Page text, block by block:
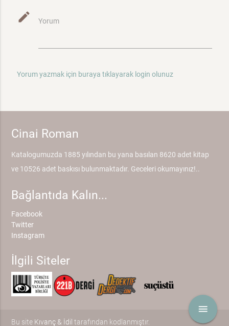
menu
mode_edit Yorum
Yorum yazmak için buraya tıklayarak login olunuz
Cinai Roman
Katalogumuzda 1885 yılından bu yana basılan 8620 adet kitap
ve 10526 adet baskısı bulunmaktadır. Geceleri okumayınız!..
Bağlantıda Kalın...
Facebook
Twitter
Instagram
İlgili Siteler
Bu site Kıvanç & İdil tarafından kodlanmıştır.